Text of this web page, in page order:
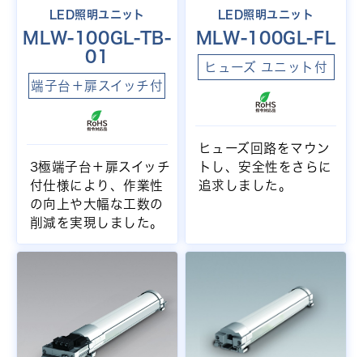
LED照明ユニット
MLW-100GL-TB-
01
端子台＋扉スイッチ付
3極端子台＋扉スイッチ
付仕様により、作業性
の向上や大幅な工数の
削減を実現しました。
LED照明ユニット
MLW-100GL-FL
ヒューズ ユニット付
ヒューズ回路をマウン
トし、安全性をさらに
追求しました。